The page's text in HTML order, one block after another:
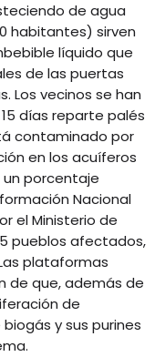
de agua
habitantes) sirven
líquido que
de las puertas
Los vecinos se han
días reparte palés
contaminado por
en los acuíferos
un porcentaje
Nacional
el Ministerio de
pueblos afectados,
plataformas
de que, además de
de
y sus purines